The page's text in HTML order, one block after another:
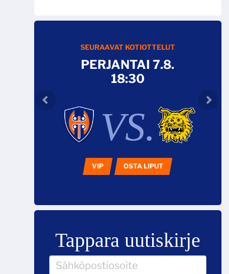
SEURAAVAT KOTIOTTELUT
PERJANTAI 7.8.
18:30
VS.
VIP OSTA LIPUT
Tappara uutiskirje